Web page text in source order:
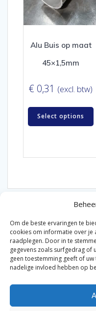
Om de beste ervaringen te
cookies om informatie over
raadplegen. Door in te
gegevens zoals surfgedrag of
geen toestemming geeft of
nadelige invloed hebben op
Alu Buis op maat
45×1,5mm
€ 0,31 (excl. btw)
Select options
© 2026 Van der
Privacyverklaring|
Algemene